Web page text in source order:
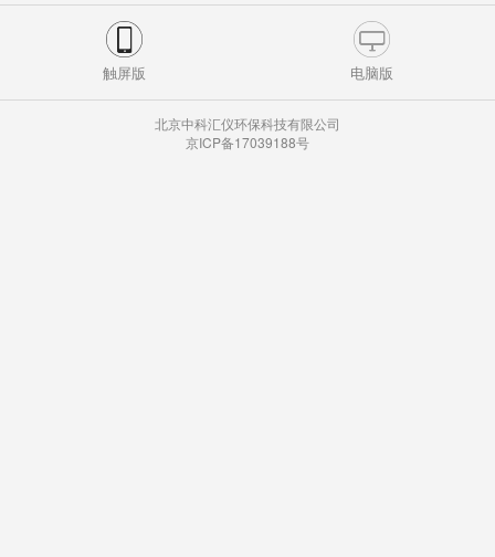
触屏版 电脑版
北京中科汇仪环保科技有限公司
京ICP备17039188号